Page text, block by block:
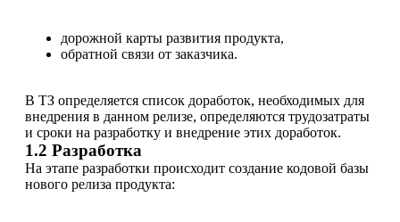
дорожной карты развития продукта,
обратной связи от заказчика.
В ТЗ определяется список доработок, необходимых для
внедрения в данном релизе, определяются трудозатраты
и сроки на разработку и внедрение этих доработок.
1.2 Разработка
На этапе разработки происходит создание кодовой базы
нового релиза продукта: